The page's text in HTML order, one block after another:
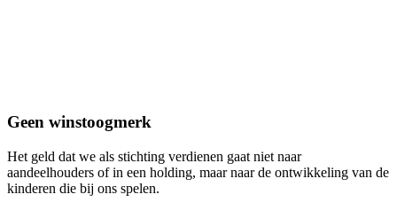
Geen winstoogmerk
Het geld dat we als stichting verdienen gaat niet naar
aandeelhouders of in een holding, maar naar de ontwikkeling van de
kinderen die bij ons spelen.